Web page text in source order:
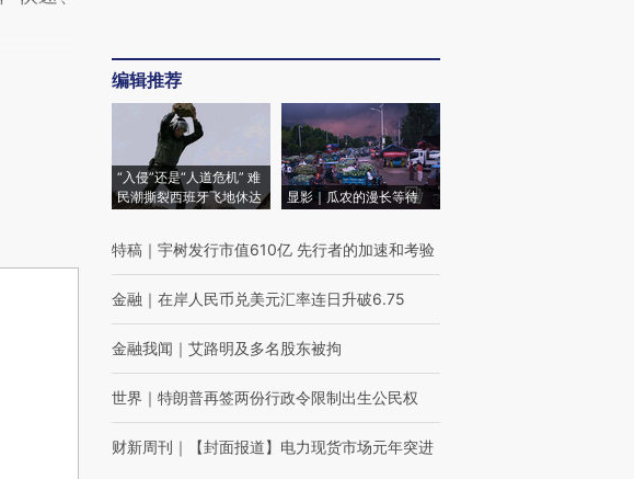
编辑推荐
“入侵”还是“人道危机” 难
民潮撕裂西班牙飞地休达
显影｜瓜农的漫长等待
特稿 ｜ 宇树发行市值610亿 先行者的加速和考验
金融 ｜ 在岸人民币兑美元汇率连日升破6.75
金融我闻 ｜ 艾路明及多名股东被拘
世界 ｜ 特朗普再签两份行政令限制出生公民权
财新周刊 ｜ 【封面报道】电力现货市场元年突进